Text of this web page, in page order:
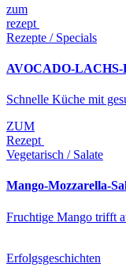
zum
rezept
Rezepte / Specials
AVOCADO-LACHS-
Schnelle Küche mit
ZUM
Rezept
Vegetarisch / Salate
Mango-Mozzarella-
Fruchtige Mango trifft
Erfolgsgeschichten